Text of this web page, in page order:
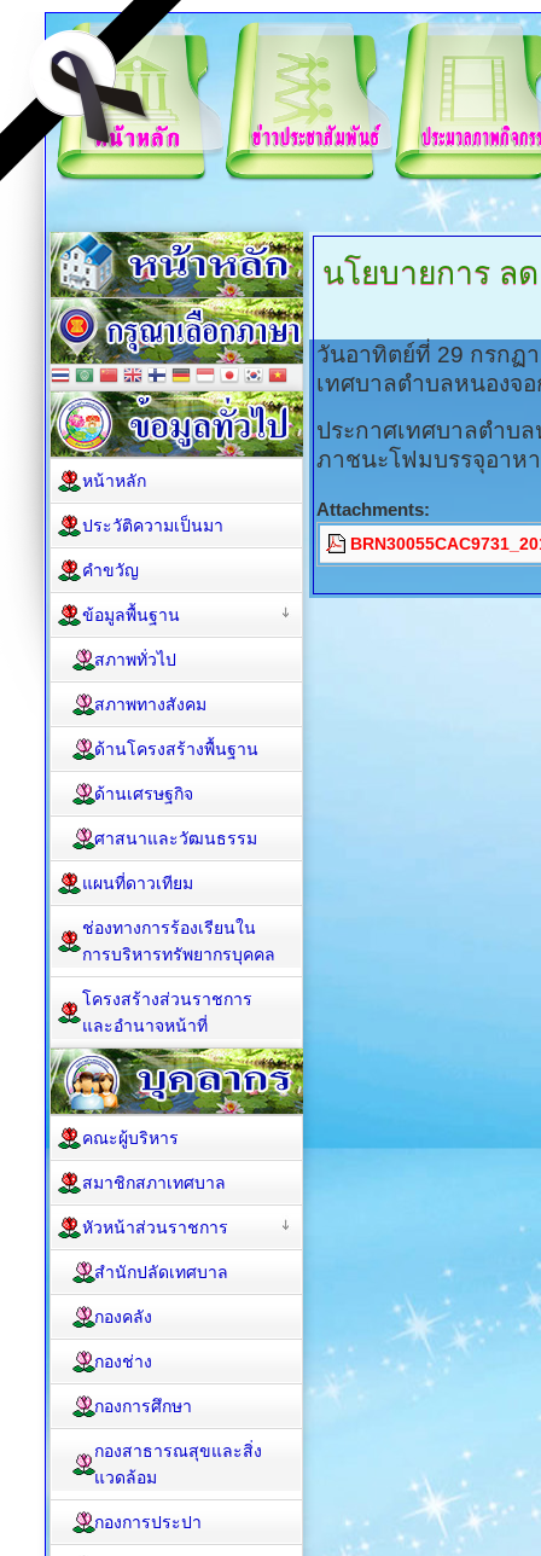
นโยบายการลด
วันอาทิตย์ที่ 29 กรกฏ
เทศบาลตำบลหนองจ
ประกาศเทศบาลตำบล
ภาชนะโฟมบรรจุอาห
Attachments:
หน้าหลัก
ประวัติความเป็นมา
คำขวัญ
ข้อมูลพื้นฐาน
สภาพทั่วไป
สภาพทางสังคม
ด้านโครงสร้างพื้นฐาน
ด้านเศรษฐกิจ
ศาสนาและวัฒนธรรม
แผนที่ดาวเทียม
ช่องทางการร้องเรียนใน
การบริหารทรัพยากรบุคคล
โครงสร้างส่วนราชการ
และอำนาจหน้าที่
คณะผู้บริหาร
สมาชิกสภาเทศบาล
หัวหน้าส่วนราชการ
สำนักปลัดเทศบาล
กองคลัง
กองช่าง
กองการศึกษา
กองสาธารณสุขและสิ่ง
แวดล้อม
กองการประปา